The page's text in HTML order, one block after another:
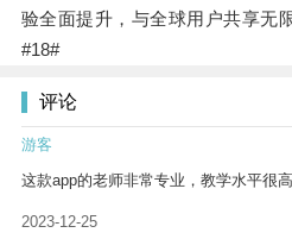
验全面提升，与全球用户共享无
#18#
评论
游客
这款app的老师非常专业，教学水平很
2023-12-25